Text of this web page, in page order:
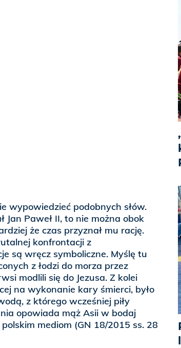
wypowiedzieć podobnych słów.
Paweł II, to nie można obok
że czas przyznał mu rację.
konfrontacji z
są wręcz symboliczne. Myślę tu
z łodzi do morza przez
modlili się do Jezusa. Z kolei
na wykonanie kary śmierci, było
z którego wcześniej piły
opowiada mąż Asii w bodaj
mediom (GN 18/2015 ss. 28